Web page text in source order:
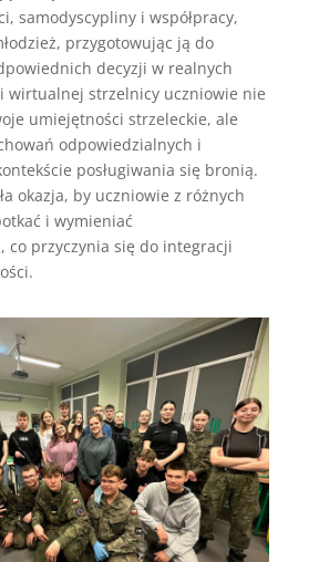
samodyscypliny i współpracy,
przygotowując ją do
decyzji w realnych
wirtualnej strzelnicy uczniowie nie
umiejętności strzeleckie, ale
odpowiedzialnych i
posługiwania się bronią.
okazja, by uczniowie z różnych
i wymieniać
co przyczynia się do integracji